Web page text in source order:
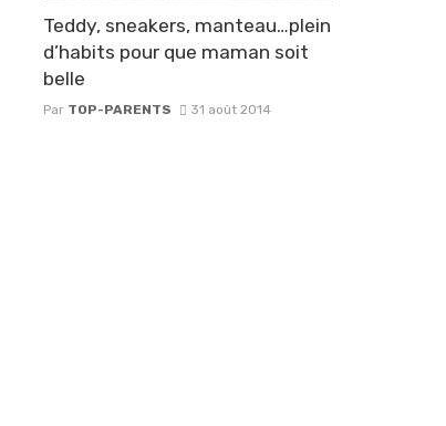
Teddy, sneakers, manteau…plein
d’habits pour que maman soit
belle
Par TOP-PARENTS 31 août 2014